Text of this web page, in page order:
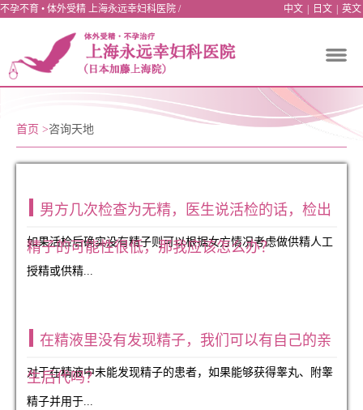
不孕不育 • 体外受精 上海永远幸妇科医院 / 中文 日文 英文
首页 >咨询天地
男方几次检查为无精，医生说活检的话，检出
精子的可能性很低，那我应该怎么办？
如果活检后确实没有精子则可以根据女方情况考虑做供精人工
授精或供精...
在精液里没有发现精子，我们可以有自己的亲
生后代吗？
对于在精液中未能发现精子的患者，如果能够获得睾丸、附睾
精子并用于...